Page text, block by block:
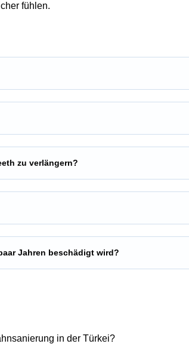
fühlen.
zu verlängern?
Jahren beschädigt wird?
in der Türkei?